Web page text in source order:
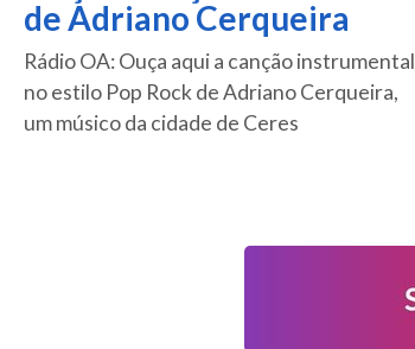
de Adriano Cerqueira
Rádio OA: Ouça aqui a canção instrumental
no estilo Pop Rock de Adriano Cerqueira,
um músico da cidade de Ceres